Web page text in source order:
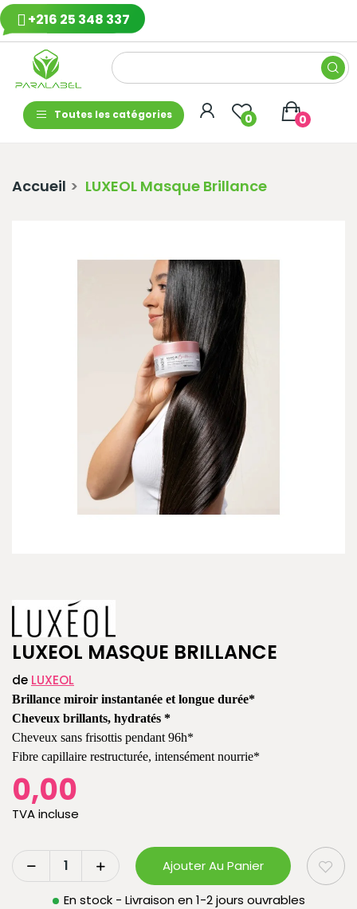
+216 25 348 337
Toutes les catégories 0 0
Accueil LUXEOL Masque Brillance
LUXEOL MASQUE BRILLANCE
de LUXEOL
Brillance miroir instantanée et longue durée*
Cheveux brillants, hydratés *
Cheveux sans frisottis pendant 96h*
Fibre capillaire restructurée, intensément nourrie*
0,00
TVA incluse
Ajouter Au Panier
En stock - Livraison en 1-2 jours ouvrables